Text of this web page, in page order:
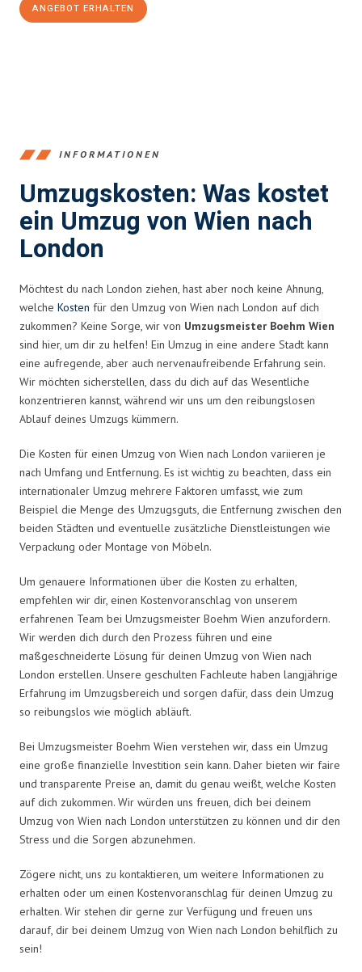
ANGEBOT ERHALTEN
INFORMATIONEN
Umzugskosten: Was kostet
ein Umzug von Wien nach
London
Möchtest du nach London ziehen, hast aber noch keine Ahnung,
welche Kosten für den Umzug von Wien nach London auf dich
zukommen? Keine Sorge, wir von Umzugsmeister Boehm Wien
sind hier, um dir zu helfen! Ein Umzug in eine andere Stadt kann
eine aufregende, aber auch nervenaufreibende Erfahrung sein.
Wir möchten sicherstellen, dass du dich auf das Wesentliche
konzentrieren kannst, während wir uns um den reibungslosen
Ablauf deines Umzugs kümmern.
Die Kosten für einen Umzug von Wien nach London variieren je
nach Umfang und Entfernung. Es ist wichtig zu beachten, dass ein
internationaler Umzug mehrere Faktoren umfasst, wie zum
Beispiel die Menge des Umzugsguts, die Entfernung zwischen den
beiden Städten und eventuelle zusätzliche Dienstleistungen wie
Verpackung oder Montage von Möbeln.
Um genauere Informationen über die Kosten zu erhalten,
empfehlen wir dir, einen Kostenvoranschlag von unserem
erfahrenen Team bei Umzugsmeister Boehm Wien anzufordern.
Wir werden dich durch den Prozess führen und eine
maßgeschneiderte Lösung für deinen Umzug von Wien nach
London erstellen. Unsere geschulten Fachleute haben langjährige
Erfahrung im Umzugsbereich und sorgen dafür, dass dein Umzug
so reibungslos wie möglich abläuft.
Bei Umzugsmeister Boehm Wien verstehen wir, dass ein Umzug
eine große finanzielle Investition sein kann. Daher bieten wir faire
und transparente Preise an, damit du genau weißt, welche Kosten
auf dich zukommen. Wir würden uns freuen, dich bei deinem
Umzug von Wien nach London unterstützen zu können und dir den
Stress und die Sorgen abzunehmen.
Zögere nicht, uns zu kontaktieren, um weitere Informationen zu
erhalten oder um einen Kostenvoranschlag für deinen Umzug zu
erhalten. Wir stehen dir gerne zur Verfügung und freuen uns
darauf, dir bei deinem Umzug von Wien nach London behilflich zu
sein!